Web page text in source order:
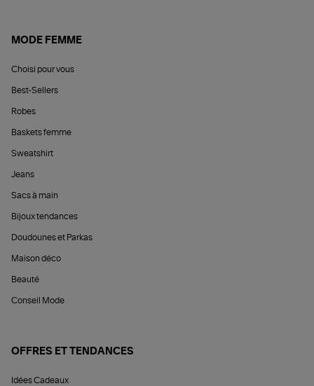
MODE FEMME
Choisi pour vous
Best-Sellers
Robes
Baskets femme
Sweatshirt
Jeans
Sacs à main
Bijoux tendances
Doudounes et Parkas
Maison déco
Beauté
Conseil Mode
OFFRES ET TENDANCES
Idées Cadeaux